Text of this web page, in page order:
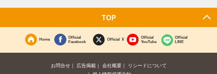
TOP
Home
Official
Facebook
Official X
Official
YouTube
Official
LINE
お問合せ 広告掲載 会社概要
リシードについて